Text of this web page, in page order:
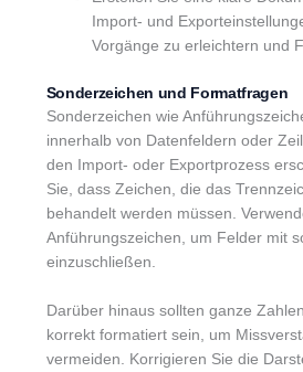
Import- und
Vorgänge zu erleichtern und
Sonderzeichen und Formatfragen
Sonderzeichen wie
innerhalb von Datenfeldern oder
den Import- oder Exportprozess
Sie, dass Zeichen, die das
behandelt werden müssen.
Anführungszeichen, um Felder mit
einzuschließen.
Darüber hinaus sollten ganze
korrekt formatiert sein, um
vermeiden. Korrigieren Sie die